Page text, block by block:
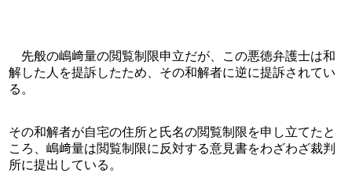
先般の嶋﨑量の閲覧制限申立だが、この悪徳弁護士は和
解した人を提訴したため、その和解者に逆に提訴されてい
る。
その和解者が自宅の住所と氏名の閲覧制限を申し立てたと
ころ、嶋﨑量は閲覧制限に反対する意見書をわざわざ裁判
所に提出している。